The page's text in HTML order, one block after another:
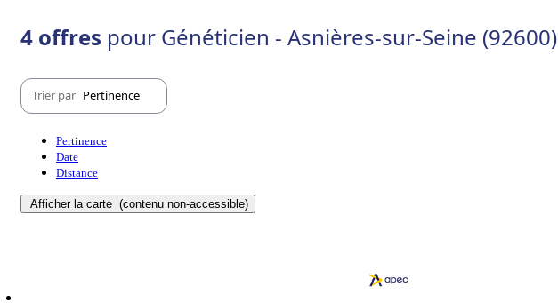
4 offres pour Généticien - Asnières-sur-Seine (92600)
Trier par Pertinence
Pertinence
Date
Distance
Afficher la carte (contenu non-accessible)